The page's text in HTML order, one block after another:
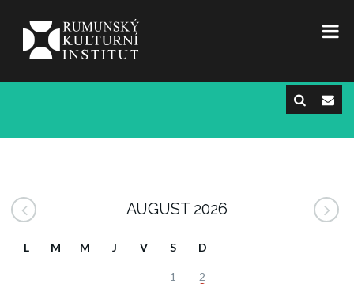
AUGUST 2026
L M M J V S D
1 2